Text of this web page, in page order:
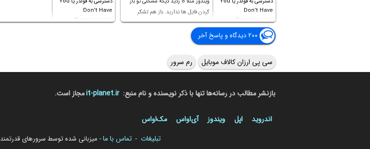
Don’t Have
Permission to
Access this folder
کردن فایل ها ندارید. باز هم تشکر
Don’t Have
Permission to
۲۰۰ دیدگاه و پاسخ آخر
سی پی ارزان کالاف موبایل رم سرور
بازنشر مطالب در رسانه‌ها تنها با ذکر نویسنده و نام منبع: it-planet.irمجاز است.
اندروید اپل ویندوز آی‌او‌اس
مک‌او‌اس
تبلیغات - تماس با ما- میزبانی شده توسط سرورهای قدرتمند